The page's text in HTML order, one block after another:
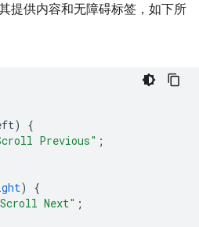
提供内容和无障碍标签，如下所
{
Previous" ;
)
{
Next" ;